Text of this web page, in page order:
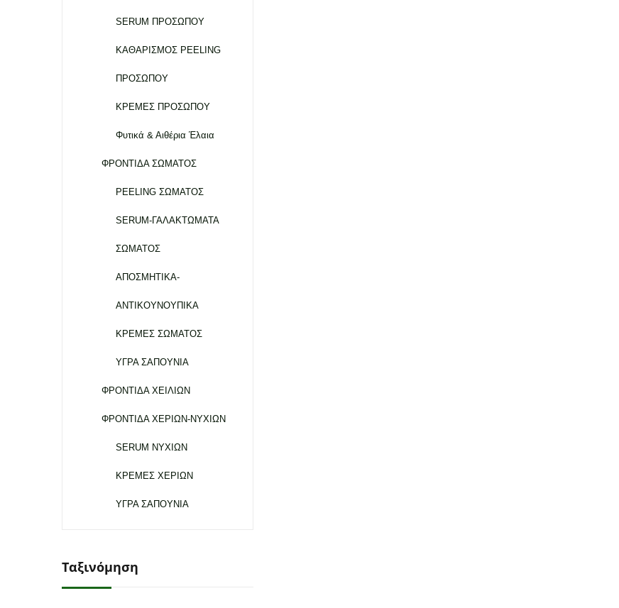
SERUM ΠΡΟΣΩΠΟΥ
ΚΑΘΑΡΙΣΜΟΣ PEELING
ΠΡΟΣΩΠΟΥ
ΚΡΕΜΕΣ ΠΡΟΣΩΠΟΥ
Φυτικά & Αιθέρια Έλαια
ΦΡΟΝΤΙΔΑ ΣΩΜΑΤΟΣ
PEELING ΣΩΜΑΤΟΣ
SERUM-ΓΑΛΑΚΤΩΜΑΤΑ
ΣΩΜΑΤΟΣ
ΑΠΟΣΜΗΤΙΚΑ-
ΑΝΤΙΚΟΥΝΟΥΠΙΚΑ
ΚΡΕΜΕΣ ΣΩΜΑΤΟΣ
ΥΓΡΑ ΣΑΠΟΥΝΙΑ
ΦΡΟΝΤΙΔΑ ΧΕΙΛΙΩΝ
ΦΡΟΝΤΙΔΑ ΧΕΡΙΩΝ-ΝΥΧΙΩΝ
SERUM ΝΥΧΙΩΝ
ΚΡΕΜΕΣ ΧΕΡΙΩΝ
ΥΓΡΑ ΣΑΠΟΥΝΙΑ
Ταξινόμηση